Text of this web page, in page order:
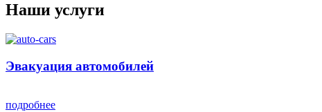
Наши услуги
Эвакуация автомобилей
подробнее